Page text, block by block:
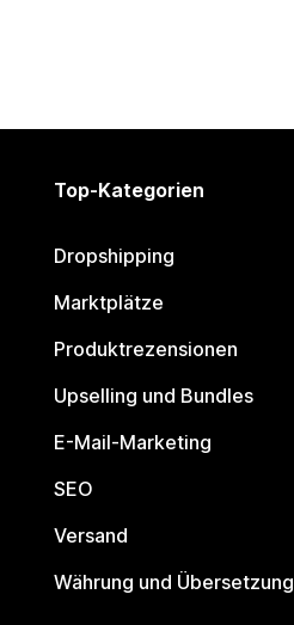
Top-Kategorien
Dropshipping
Marktplätze
Produktrezensionen
Upselling und Bundles
E-Mail-Marketing
SEO
Versand
Währung und Übersetzung